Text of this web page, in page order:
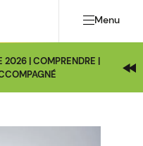
Menu
2026 | COMPRENDRE |